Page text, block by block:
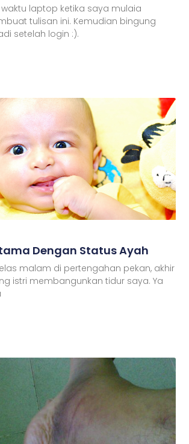
waktu laptop ketika saya mulaia
tulisan ini. Kemudian bingung
setelah login :).
Dengan Status Ayah
malam di pertengahan pekan, akhir
istri membangunkan tidur saya. Ya